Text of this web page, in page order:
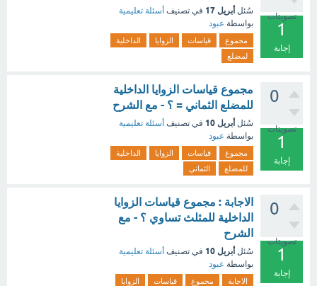
تصويتات
1
إجابة
سُئل أبريل 17 في تصنيف أسئلة تعليمية
بواسطة عبود
مجموع قياسات الزوايا
الداخلية
لمضلع
0
تصويتات
1
إجابة
مجموع قياسات الزوايا الداخلية
للمضلع الثماني = ؟ - مع الشرح
سُئل أبريل 10 في تصنيف أسئلة تعليمية
بواسطة عبود
مجموع قياسات الزوايا
الداخلية
للمضلع
الثماني
0
تصويتات
1
إجابة
الاجابة : مجموع قياسات الزوايا
الداخلية للمثلث تساوي ؟ - مع
الشرح
سُئل أبريل 10 في تصنيف أسئلة تعليمية
بواسطة عبود
الاجابة مجموع قياسات
الزوايا